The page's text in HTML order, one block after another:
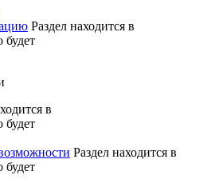
Раздел находится в
будет
в
будет
Раздел находится в
будет